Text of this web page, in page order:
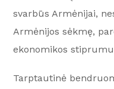
svarbūs Armėnijai,
Armėnijos sėkmę,
ekonomikos
Tarptautinė